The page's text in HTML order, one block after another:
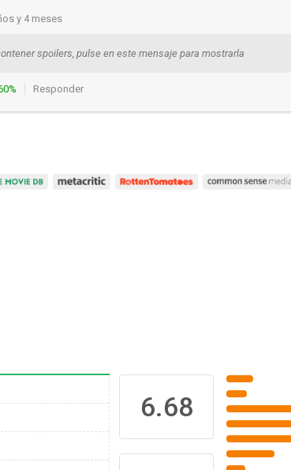
y 4 meses
spoilers, pulse en este mensaje para mostrarla
Responder
6.68